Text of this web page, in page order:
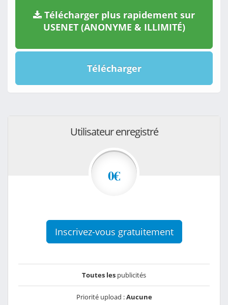
Télécharger plus rapidement sur
USENET (ANONYME & ILLIMITÉ)
Télécharger
Utilisateur enregistré
0€
Inscrivez-vous gratuitement
Toutes les publicités
Priorité upload :Aucune